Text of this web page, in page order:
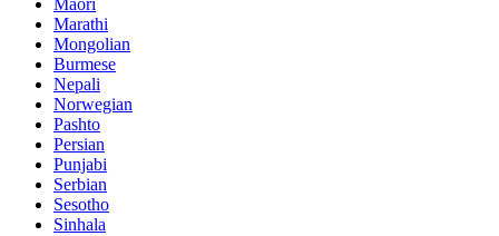
Maori
Marathi
Mongolian
Burmese
Nepali
Norwegian
Pashto
Persian
Punjabi
Serbian
Sesotho
Sinhala